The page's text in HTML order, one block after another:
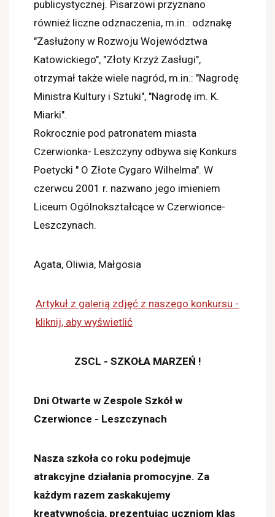
publicystycznej. Pisarzowi przyznano
również liczne odznaczenia, m.in.: odznakę
"Zasłużony w Rozwoju Województwa
Katowickiego", "Złoty Krzyż Zasługi",
otrzymał także wiele nagród, m.in.: "Nagrodę
Ministra Kultury i Sztuki", "Nagrodę im. K.
Miarki".
Rokrocznie pod patronatem miasta
Czerwionka- Leszczyny odbywa się Konkurs
Poetycki " O Złote Cygaro Wilhelma". W
czerwcu 2001 r. nazwano jego imieniem
Liceum Ogólnokształcące w Czerwionce-
Leszczynach.
Agata, Oliwia, Małgosia
Artykuł z galerią zdjęć z naszego konkursu -
kliknij, aby wyświetlić
ZSCL - SZKOŁA MARZEŃ !
Dni Otwarte w Zespole Szkół w
Czerwionce - Leszczynach
Nasza szkoła co roku podejmuje
atrakcyjne działania promocyjne. Za
każdym razem zaskakujemy
kreatywnością, prezentując uczniom klas